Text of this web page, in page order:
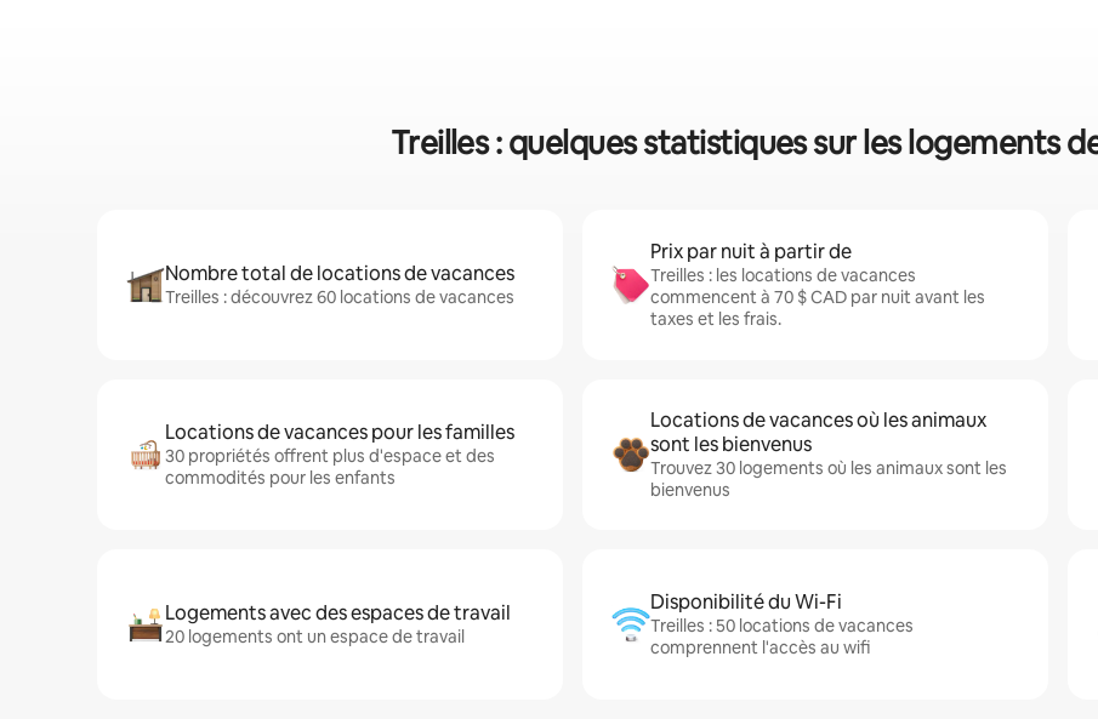
Treilles : quelques statistiques sur les logements
Nombre total de locations de vacances
Treilles : découvrez 60 locations de vacances
Prix par nuit à partir de
Treilles : les locations de vacances
commencent à 70 $ CAD par nuit avant les
taxes et les frais.
Locations de vacances pour les familles
30 propriétés offrent plus d'espace et des
commodités pour les enfants
Locations de vacances où les animaux
sont les bienvenus
Trouvez 30 logements où les animaux sont les
bienvenus
Logements avec des espaces de travail
20 logements ont un espace de travail
Disponibilité du Wi-Fi
Treilles : 50 locations de vacances
comprennent l'accès au wifi